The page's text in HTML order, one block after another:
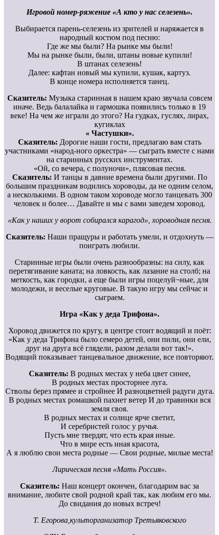
Игровой номер-ряжение «А кто у нас селезень».
Выбирается парень-селезень из зрителей и наряжается в
народный костюм под песню:
Где же мы были? На рынке мы были!
Мы на рынке были, были, штаны новые купили!
В штанах селезень!
Далее: кафтан новый мы купили, кушак, картуз.
В конце номера исполняется танец.
Сказитель: Музыка старинная в нашем краю звучала совсем
иначе. Ведь балалайка и гармошка появились только в 19
веке! На чем же играли до этого? На гудках, гуслях, лирах,
кугиклах
« Частушки».
Сказитель: Дорогие наши гости, предлагаю вам стать
участниками «народ-ного оркестра» — сыграть вместе с нами
на старинных русских инструментах.
«Ой, со вечера, с полуночи», плясовая песня.
Сказитель: И танцы в давние времена были другими. По
большим праздникам водились хороводы, да не одним селом,
а несколькими. В одном таком хороводе могло танцевать 300
человек и более… Давайте и мы с вами заведем хоровод.
«Как у наших у ворот собирался карагод», хороводная песня.
Сказитель: Наши пращуры и работать умели, и отдохнуть —
поиграть любили.
Старинные игры были очень разнообразны: на силу, как
перетягивание каната; на ловкость, как лазание на столб; на
меткость, как городки, а еще были игры поцелуй¬ные, для
молодежи, и веселые круговые. В такую игру мы сейчас и
сыграем.
Игра «Как у деда Трифона».
Хоровод движется по кругу, в центре стоит водящий и поёт:
«Как у деда Трифона было семеро детей, они пили, они ели,
друг на друга всё глядели, разом делали вот так!».
Водящий показывает танцевальное движение, все повторяют.
Сказитель: В родных местах у неба цвет синее,
В родных местах просторнее луга.
Стволы берез прямее и стройнее И разноцветней радуги дуга.
В родных местах ромашкой пахнет ветер И до травинки вся
земля своя.
В родных местах и солнце ярче светит,
И серебристей голос у ручья.
Пусть мне твердят, что есть края иные.
Что в мире есть иная красота,
А я люблю свои места родные — Свои родные, милые места!
Лирическая песня «Мать Россия».
Сказитель: Наш концерт окончен, благодарим вас за
внимание, любите свой родной край так, как любим его мы.
До свидания до новых встреч!
Т. Егорова,культорганизатор Третьяковского